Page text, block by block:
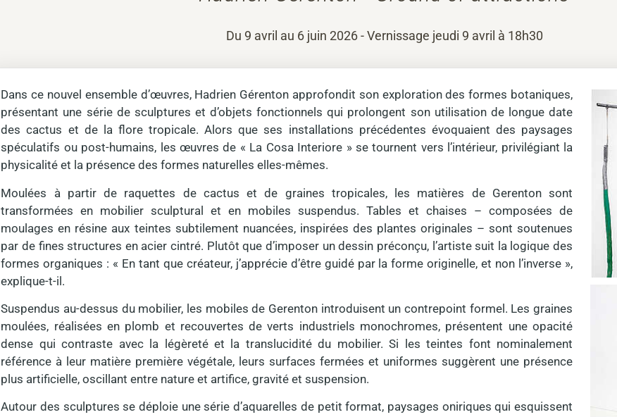
Du 9 avril au 6 juin 2026 - Vernissage jeudi 9 avril à 18h30
Dans ce nouvel ensemble d’œuvres, Hadrien Gérenton approfondit son exploration des formes botaniques,
présentant une série de sculptures et d’objets fonctionnels qui prolongent son utilisation de longue date
des cactus et de la flore tropicale. Alors que ses installations précédentes évoquaient des paysages
spéculatifs ou post-humains, les œuvres de « La Cosa Interiore » se tournent vers l’intérieur, privilégiant la
physicalité et la présence des formes naturelles elles-mêmes.
Moulées à partir de raquettes de cactus et de graines tropicales, les matières de Gerenton sont
transformées en mobilier sculptural et en mobiles suspendus. Tables et chaises – composées de
moulages en résine aux teintes subtilement nuancées, inspirées des plantes originales – sont soutenues
par de fines structures en acier cintré. Plutôt que d’imposer un dessin préconçu, l’artiste suit la logique des
formes organiques : « En tant que créateur, j’apprécie d’être guidé par la forme originelle, et non l’inverse »,
explique-t-il.
Suspendus au-dessus du mobilier, les mobiles de Gerenton introduisent un contrepoint formel. Les graines
moulées, réalisées en plomb et recouvertes de verts industriels monochromes, présentent une opacité
dense qui contraste avec la légèreté et la translucidité du mobilier. Si les teintes font nominalement
référence à leur matière première végétale, leurs surfaces fermées et uniformes suggèrent une présence
plus artificielle, oscillant entre nature et artifice, gravité et suspension.
Autour des sculptures se déploie une série d’aquarelles de petit format, paysages oniriques qui esquissent